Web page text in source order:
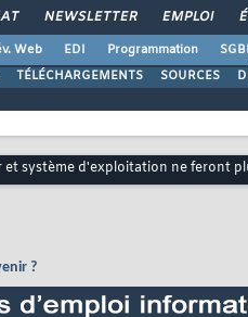
NEWSLETTER EMPLOI
Web EDI Programmation
TÉLÉCHARGEMENTS SOURCES
et système d'exploitation ne feront
?